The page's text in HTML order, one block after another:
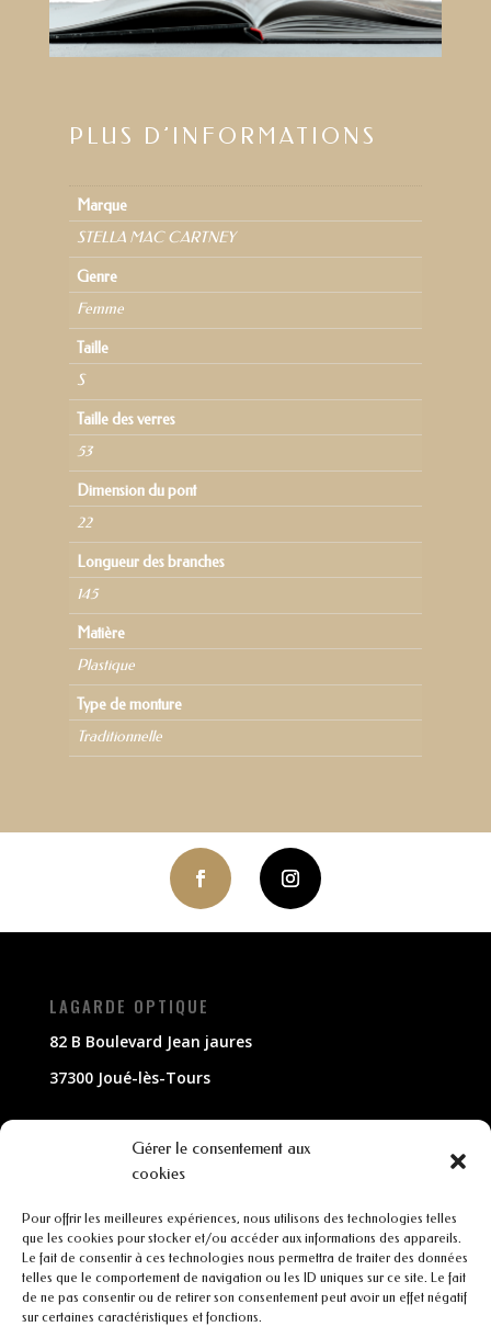
Gérer le consentement aux
cookies
Pour offrir les meilleures expériences, nous utilisons des technologies telles
que les cookies pour stocker et/ou accéder aux informations des appareils.
Le fait de consentir à ces technologies nous permettra de traiter des données
telles que le comportement de navigation ou les ID uniques sur ce site. Le fait
de ne pas consentir ou de retirer son consentement peut avoir un effet négatif
sur certaines caractéristiques et fonctions.
PLUS D’INFORMATIONS
Marque
STELLA MAC CARTNEY
Genre
Femme
Taille
S
Taille des verres
53
Dimension du pont
22
Longueur des branches
145
Matière
Plastique
Type de monture
Traditionnelle
LAGARDE OPTIQUE
82 B Boulevard Jean jaures
37300 Joué-lès-Tours
02 47 63 79 33
contact@lagarde-optique.fr
INFORMATIONS
Mentions légales